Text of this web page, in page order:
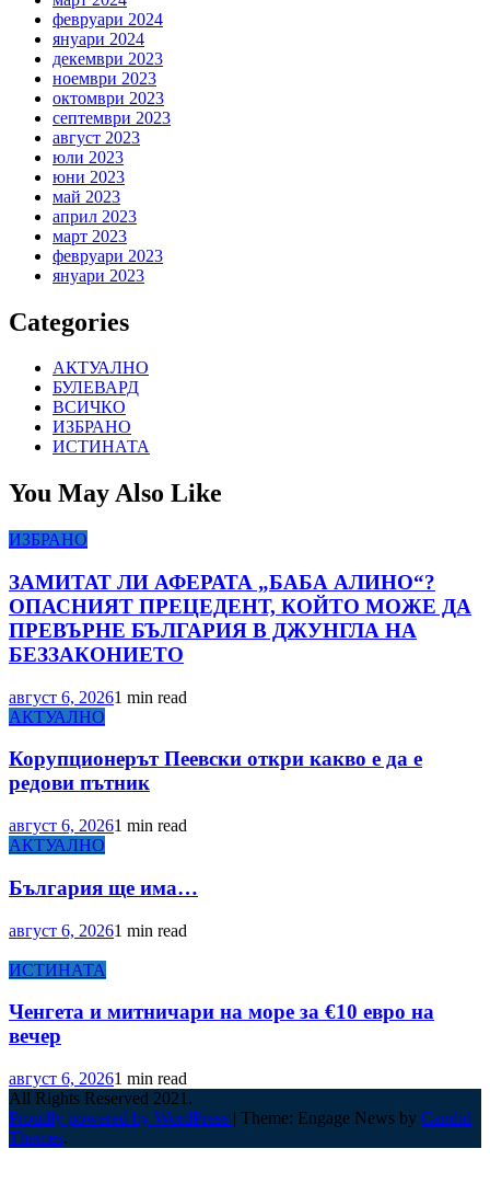
февруари 2024
януари 2024
декември 2023
ноември 2023
октомври 2023
септември 2023
август 2023
юли 2023
юни 2023
май 2023
април 2023
март 2023
февруари 2023
януари 2023
Categories
АКТУАЛНО
БУЛЕВАРД
ВСИЧКО
ИЗБРАНО
ИСТИНАТА
You May Also Like
ИЗБРАНО
ЗАМИТАТ ЛИ АФЕРАТА „БАБА АЛИНО“?
ОПАСНИЯТ ПРЕЦЕДЕНТ, КОЙТО МОЖЕ ДА
ПРЕВЪРНЕ БЪЛГАРИЯ В ДЖУНГЛА НА
БЕЗЗАКОНИЕТО
август 6, 20261 min read
АКТУАЛНО
Корупционерът Пеевски откри какво е да е
редови пътник
август 6, 20261 min read
АКТУАЛНО
България ще има…
август 6, 20261 min read
ИСТИНАТА
Ченгета и митничари на море за €10 евро на
вечер
август 6, 20261 min read
All Rights Reserved 2021.
Proudly powered by WordPress | Theme: Engage News by Candid
Themes.